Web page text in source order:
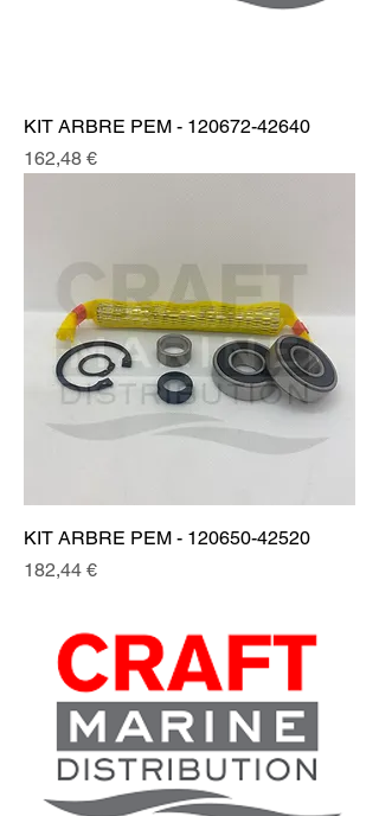
KIT ARBRE PEM - 120672-42640
Prix
162,48 €
KIT ARBRE PEM - 120650-42520
Prix
182,44 €